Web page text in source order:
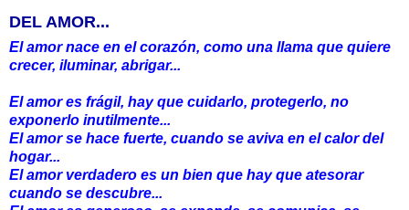
DEL AMOR...
El amor nace en el corazón, como una llama que quiere
crecer, iluminar, abrigar...
El amor es frágil, hay que cuidarlo, protegerlo, no
exponerlo inutilmente...
El amor se hace fuerte, cuando se aviva en el calor del
hogar...
El amor verdadero es un bien que hay que atesorar
cuando se descubre...